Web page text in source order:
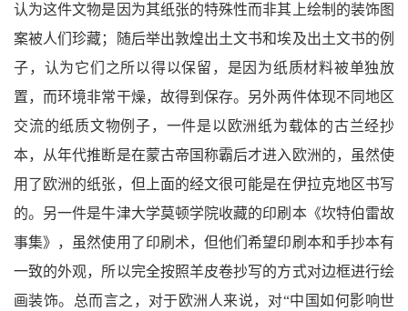
认为这件文物是因为其纸张的特殊性而非其上绘制的装饰图
案被人们珍藏；随后举出敦煌出土文书和埃及出土文书的例
子，认为它们之所以得以保留，是因为纸质材料被单独放
置，而环境非常干燥，故得到保存。另外两件体现不同地区
交流的纸质文物例子，一件是以欧洲纸为载体的古兰经抄
本，从年代推断是在蒙古帝国称霸后才进入欧洲的，虽然使
用了欧洲的纸张，但上面的经文很可能是在伊拉克地区书写
的。另一件是牛津大学莫顿学院收藏的印刷本《坎特伯雷故
事集》，虽然使用了印刷术，但他们希望印刷本和手抄本有
一致的外观，所以完全按照羊皮卷抄写的方式对边框进行绘
画装饰。总而言之，对于欧洲人来说，对“中国如何影响世